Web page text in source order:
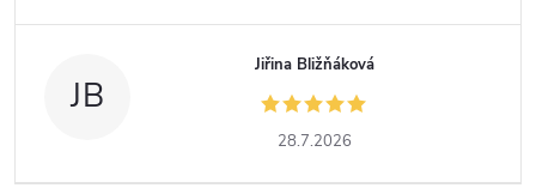
JB
Jiřina Bližňáková
28.7.2026